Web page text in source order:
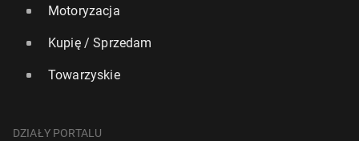
Motoryzacja
Kupię / Sprzedam
Towarzyskie
DZIAŁY PORTALU